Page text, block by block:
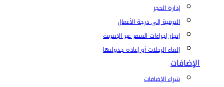
إدارة الحجز
الترقية إلى درجة الأعمال
إنجاز إجراءات السفر عبر الإنترنت
إلغاء الرحلات أو إعادة جدولتها
الإضافات
شراء الإضافات